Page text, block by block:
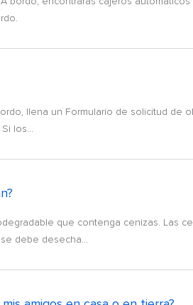
llena un Formulario de solicitud de
los...
que contenga cenizas. Las
debe desecha...